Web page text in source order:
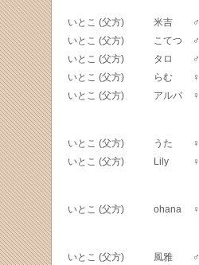
いとこ (父方) 米吉 ♂
いとこ (父方) こてつ ♂
いとこ (父方) タロ ♂
いとこ (父方) らむ ♀
いとこ (父方) アルバ ♀
いとこ (父方) うた ♀
いとこ (父方) Lily ♀
いとこ (父方) ohana ♀
いとこ (父方) 風雅 ♂